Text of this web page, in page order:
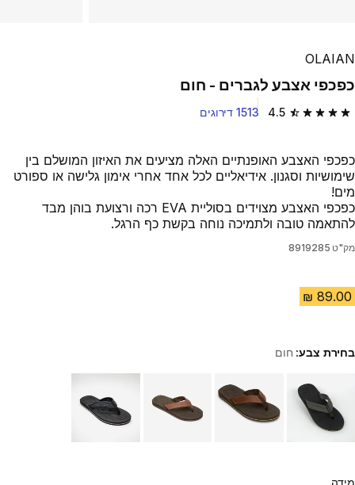
OLAIAN
כפכפי אצבע לגברים - חום
4.5 4.5 out of 5 stars from 1513 reviews 1513 דירוגים
כפכפי האצבע האופנתיים האלה מציעים את האיזון המושלם בין
שימושיות וסגנון. אידיאליים לכל אחד אחרי אימון גלישה או ספורט
מים!
כפכפי האצבע מצוידים בסוליית EVA רכה ורצועת בוהן מבד
להתאמה טובה ולתמיכה נוחה בקשת כף הרגל.
מק"ט 8919285
בחירת צבע: חום
Choose a variant
מידה